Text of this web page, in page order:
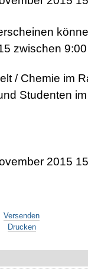
zwischen
/ Chemie im
Studenten
2015
Versenden
Drucken